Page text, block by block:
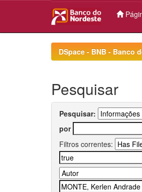
DSpace - BNB - Banco
Pesquisar
Pesquisar:
por
Filtros correntes: